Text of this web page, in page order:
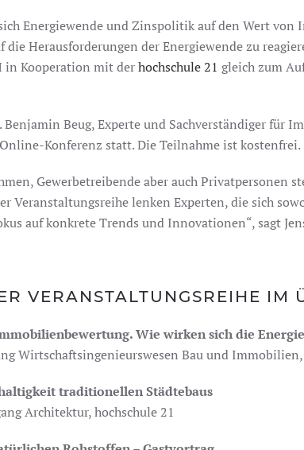
Energiewende und Zinspolitik auf den Wert
Herausforderungen der Energiewende zu
in Kooperation mit derhochschule 21 gleich zum
Benjamin Beug, Experte und Sachverständiger für
Konferenz statt. Die Teilnahme ist kostenfrei.
Gewerbetreibende aber auch Privatpersonen
Veranstaltungsreihe lenken Experten, die sich
auf konkrete Trends und Innovationen“, sagt
VERANSTALTUNGSREIHE IM
Wie wirken sich die
Wirtschaftsingenieurswesen Bau und Immobilien,
traditionellen Städtebaus
Architektur, hochschule 21